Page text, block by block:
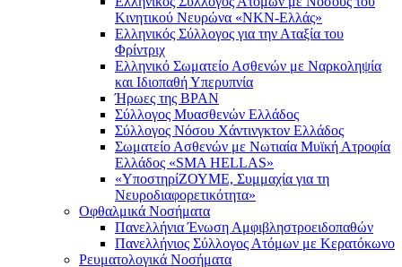
Κινητικού Νευρώνα «ΝΚΝ-Ελλάς»
Ελληνικός Σύλλογος για την Αταξία του
Φρίντριχ
Ελληνικό Σωματείο Ασθενών με Ναρκοληψία
και Ιδιοπαθή Υπερυπνία
Ήρωες της BPAN
Σύλλογος Μυασθενών Ελλάδος
Σύλλογος Νόσου Χάντινγκτον Ελλάδος
Σωματείο Ασθενών με Νωτιαία Μυϊκή Ατροφία
Ελλάδος «SMA HELLAS»
«ΥποστηρίΖΟΥΜΕ, Συμμαχία για τη
Νευροδιαφορετικότητα»
Οφθαλμικά Νοσήματα
Πανελλήνια Ένωση Αμφιβληστροειδοπαθών
Πανελλήνιος Σύλλογος Ατόμων με Κερατόκωνο
Ρευματολογικά Νοσήματα